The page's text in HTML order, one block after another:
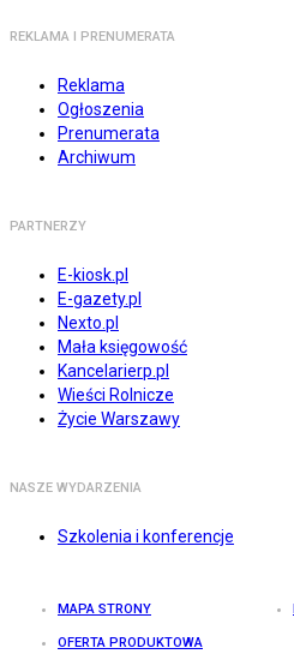
REKLAMA I PRENUMERATA
Reklama
Ogłoszenia
Prenumerata
Archiwum
PARTNERZY
E-kiosk.pl
E-gazety.pl
Nexto.pl
Mała księgowość
Kancelarierp.pl
Wieści Rolnicze
Życie Warszawy
NASZE WYDARZENIA
Szkolenia i konferencje
MAPA STRONY
OFERTA PRODUKTOWA